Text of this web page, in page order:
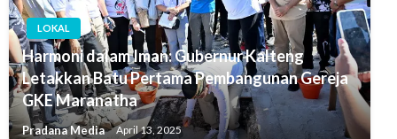
LOKAL
Harmoni dalam Iman: Gubernur Kalteng
Letakkan Batu Pertama Pembangunan Gereja
GKE Maranatha
Pradana Media April 13, 2025